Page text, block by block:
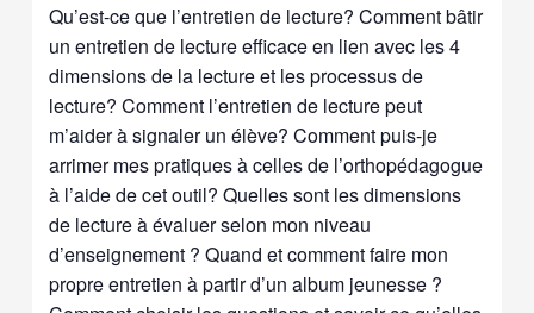
Qu’est-ce que l’entretien de lecture? Comment bâtir
un entretien de lecture efficace en lien avec les 4
dimensions de la lecture et les processus de
lecture? Comment l’entretien de lecture peut
m’aider à signaler un élève? Comment puis-je
arrimer mes pratiques à celles de l’orthopédagogue
à l’aide de cet outil? Quelles sont les dimensions
de lecture à évaluer selon mon niveau
d’enseignement ? Quand et comment faire mon
propre entretien à partir d’un album jeunesse ?